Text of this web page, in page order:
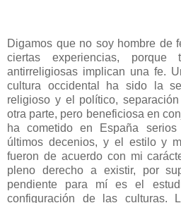
Digamos que no soy hombre de
ciertas experiencias, porque
antirreligiosas implican una fe.
cultura occidental ha sido la
religioso y el político,
otra parte, pero beneficiosa en
ha cometido en España
últimos decenios, y el estilo y
fueron de acuerdo con mi
pleno derecho a existir, por
pendiente para mí es el
configuración de las culturas.